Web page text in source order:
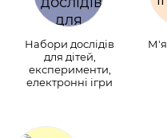
Набори дослідів
для дітей,
експерименти,
електронні ігри